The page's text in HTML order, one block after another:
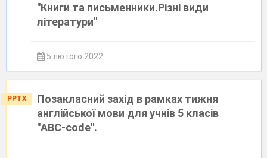
"Книги та письменники.Різні види
літератури"
5 лютого 2022
PPTX
Позакласний захід в рамках тижня
англійської мови для учнів 5 класів
"ABC-code".